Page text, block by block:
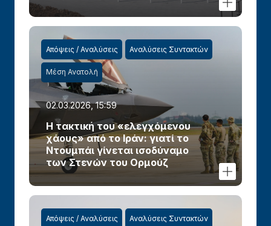
Απόψεις / Αναλύσεις Αναλύσεις Συντακτών
Μέση Ανατολή
02.03.2026, 15:59
Η τακτική του «ελεγχόμενου
χάους» από το Ιράν: γιατί το
Ντουμπάι γίνεται ισοδύναμο
των Στενών του Ορμούζ
Απόψεις / Αναλύσεις Αναλύσεις Συντακτών